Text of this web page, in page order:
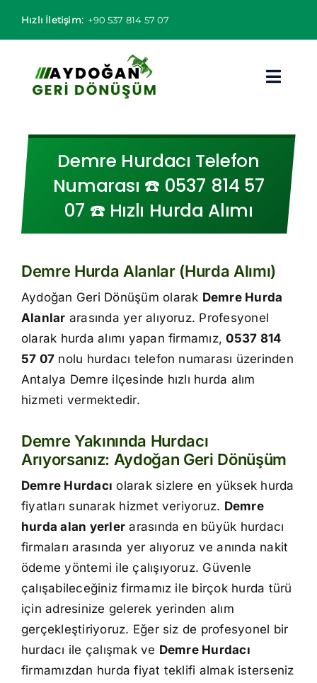
Hızlı İletişim: +90 537 814 57 07
Hurda Fiyatları
Hizmet Bölgeleri
Hakkımızda
İletişim
Demre Hurdacı Telefon
Numarası ☎️ 0537 814 57
07 ☎️ Hızlı Hurda Alımı
Demre Hurda Alanlar (Hurda Alımı)
Aydoğan Geri Dönüşüm olarak Demre Hurda
Alanlar arasında yer alıyoruz. Profesyonel
olarak hurda alımı yapan firmamız,0537 814
57 07 nolu hurdacı telefon numarası üzerinden
Antalya Demre ilçesinde hızlı hurda alım
hizmeti vermektedir.
Demre Yakınında Hurdacı
Arıyorsanız: Aydoğan Geri Dönüşüm
Demre Hurdacı olarak sizlere en yüksek hurda
fiyatları sunarak hizmet veriyoruz. Demre
hurda alan yerler arasında en büyük hurdacı
firmaları arasında yer alıyoruz ve anında nakit
ödeme yöntemi ile çalışıyoruz. Güvenle
çalışabileceğiniz firmamız ile birçok hurda türü
için adresinize gelerek yerinden alım
gerçekleştiriyoruz. Eğer siz de profesyonel bir
hurdacı ile çalışmak ve Demre Hurdacı
firmamızdan hurda fiyat teklifi almak isterseniz